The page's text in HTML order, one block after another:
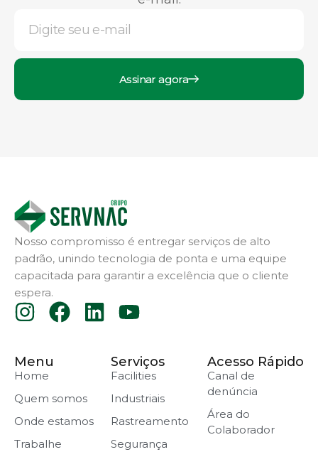
Assinar agora
Nosso compromisso é entregar serviços de alto
padrão, unindo tecnologia de ponta e uma equipe
capacitada para garantir a excelência que o cliente
espera.
Menu
Home
Quem somos
Onde estamos
Trabalhe
Serviços
Facilities
Industriais
Rastreamento
Segurança
Acesso Rápido
Canal de
denúncia
Área do
Colaborador